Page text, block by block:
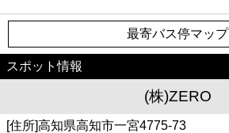
ホテル
最寄バス停マップ
スポット情報
(株)ZERO
[住所]高知県高知市一宮4775-73